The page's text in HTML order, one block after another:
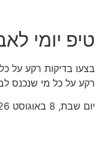
טיפ יומי
בצעו בדיקות רקע על
רקע על כל מי שנכנס
יום שבת, 8 באוגוסט 2026